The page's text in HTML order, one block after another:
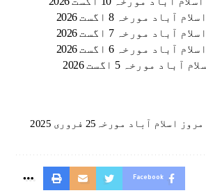
مورخہ 8 اگست 2026
مورخہ 7 اگست 2026
مورخہ 6 اگست 2026
مورخہ 5 اگست 2026
اسلام آباد مورخہ25 فروری 2025
Facebook